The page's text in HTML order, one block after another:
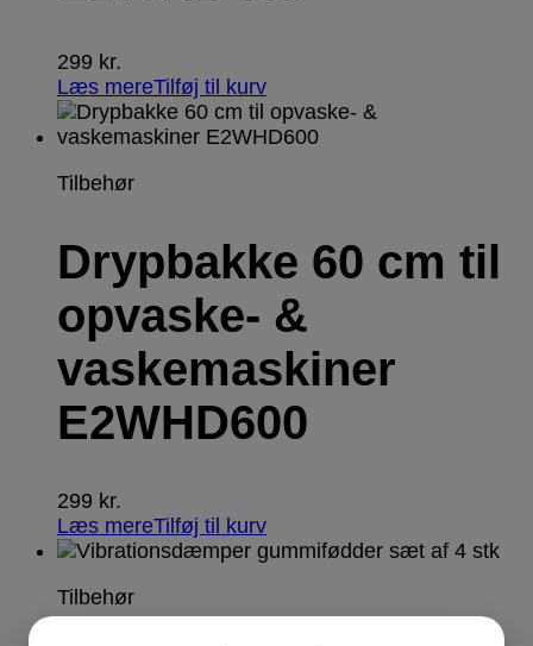
299 kr.
Læs mereTilføj til kurv
Tilbehør
Drypbakke 60 cm til
opvaske- &
vaskemaskiner
E2WHD600
299 kr.
Læs mereTilføj til kurv
Tilbehør